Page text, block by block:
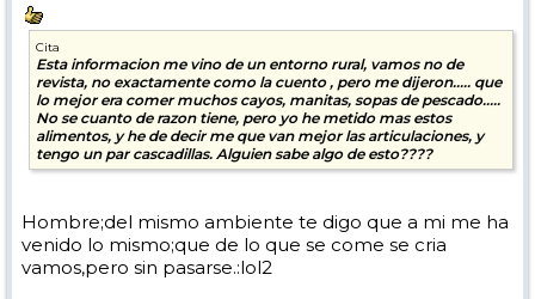
Cita
Esta informacion me vino de un entorno rural, vamos no de
revista, no exactamente como la cuento , pero me dijeron..... que
lo mejor era comer muchos cayos, manitas, sopas de pescado.....
No se cuanto de razon tiene, pero yo he metido mas estos
alimentos, y he de decir me que van mejor las articulaciones, y
tengo un par cascadillas. Alguien sabe algo de esto????
Hombre;del mismo ambiente te digo que a mi me ha
venido lo mismo;que de lo que se come se cria
vamos,pero sin pasarse.:lol2